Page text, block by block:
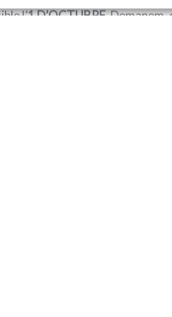
l’1D’OCTUBRE.